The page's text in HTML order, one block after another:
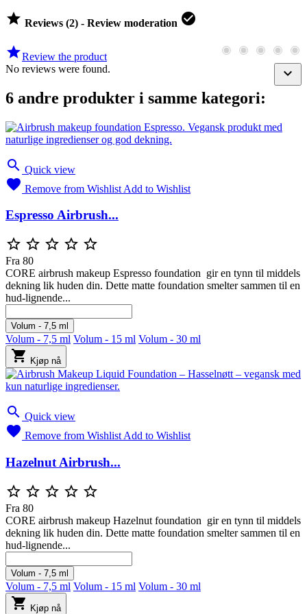
 Reviews (2) - Review moderation 
Review the product

No reviews were found.
6 andre produkter i samme kategori:
 Quick view
 Remove from Wishlist Add to Wishlist
Espresso Airbrush...
    
Fra 80
CORE airbrush makeup Espresso foundation gir en tynn til middels
dekning lik huden din. Dette matte foundation smelter sammen til en
hud-lignende...
Volum - 7,5 ml
Volum - 7,5 ml Volum - 15 ml Volum - 30 ml
 Kjøp nå
 Quick view
 Remove from Wishlist Add to Wishlist
Hazelnut Airbrush...
    
Fra 80
CORE airbrush makeup Hazelnut foundation gir en tynn til middels
dekning lik huden din. Dette matte foundation smelter sammen til en
hud-lignende...
Volum - 7,5 ml
Volum - 7,5 ml Volum - 15 ml Volum - 30 ml
 Kjøp nå